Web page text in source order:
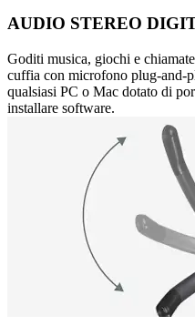
AUDIO STEREO
Goditi musica, giochi e
cuffia con microfono plug-and-
qualsiasi PC o Mac dotato di
installare software.